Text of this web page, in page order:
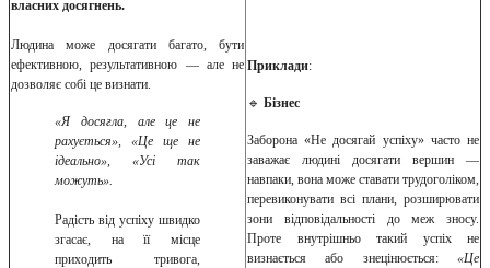
власних досягнень.
Людина може досягати багато, бути
ефективною, результативною — але не
дозволяє собі це визнати.
«Я досягла, але це не
рахується», «Це ще не
ідеально», «Усі так
можуть».
Радість від успіху швидко
згасає, на її місце
приходить тривога,
Приклади:
🔹 Бізнес
Заборона «Не досягай успіху» часто не
заважає людині досягати вершин —
навпаки, вона може ставати трудоголіком,
перевиконувати всі плани, розширювати
зони відповідальності до меж зносу.
Проте внутрішньо такий успіх не
визнається або знецінюється: «Це